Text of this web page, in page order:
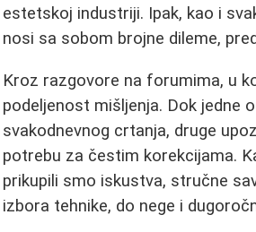
estetskoj industriji. Ipak, kao i
nosi sa sobom brojne dileme,
Kroz razgovore na forumima, u
podeljenost mišljenja. Dok jedne
svakodnevnog crtanja, druge
potrebu za čestim korekcijama.
prikupili smo iskustva, stručne
izbora tehnike, do nege i